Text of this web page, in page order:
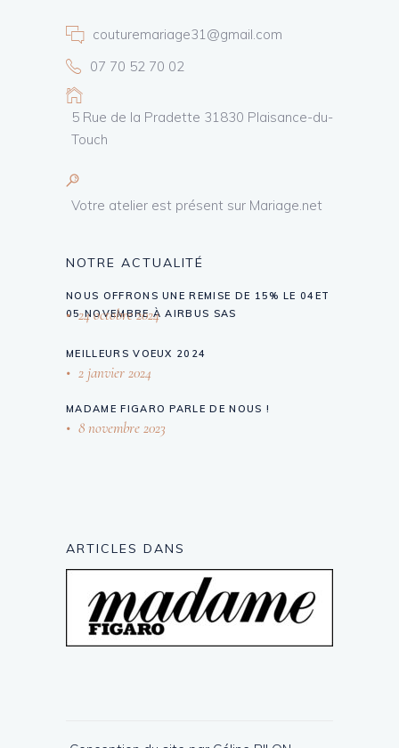
couturemariage31@gmail.com
07 70 52 70 02
5 Rue de la Pradette 31830 Plaisance-du-
Touch
Votre atelier est présent sur Mariage.net
NOTRE ACTUALITÉ
NOUS OFFRONS UNE REMISE DE 15% LE 04ET
05 NOVEMBRE À AIRBUS SAS
24 octobre 2024
MEILLEURS VOEUX 2024
2 janvier 2024
MADAME FIGARO PARLE DE NOUS !
8 novembre 2023
ARTICLES DANS